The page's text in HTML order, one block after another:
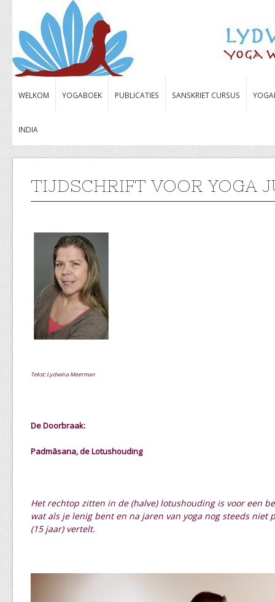
WELKOM YOGABOEK PUBLICATIES SANSKRIET CURSUS
INDIA
TIJDSCHRIFT VOOR YOGA
Tekst: Lydwina Meerman
De Doorbraak:
Padmāsana, de Lotushouding
Het rechtop zitten in de (halve) lotushouding is voor een
wat als je lenig bent en na jaren van yoga nog steeds niet
(15 jaar) vertelt.